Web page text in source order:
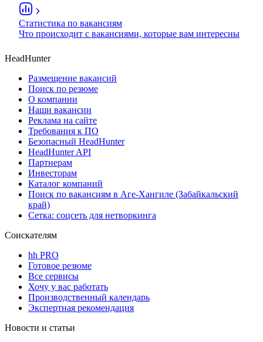
Статистика по вакансиям
Что происходит с вакансиями, которые вам интересны
HeadHunter
Размещение вакансий
Поиск по резюме
О компании
Наши вакансии
Реклама на сайте
Требования к ПО
Безопасный HeadHunter
HeadHunter API
Партнерам
Инвесторам
Каталог компаний
Поиск по вакансиям в Аге-Хангиле (Забайкальский
край)
Сетка: соцсеть для нетворкинга
Соискателям
hh PRO
Готовое резюме
Все сервисы
Хочу у вас работать
Производственный календарь
Экспертная рекомендация
Новости и статьи